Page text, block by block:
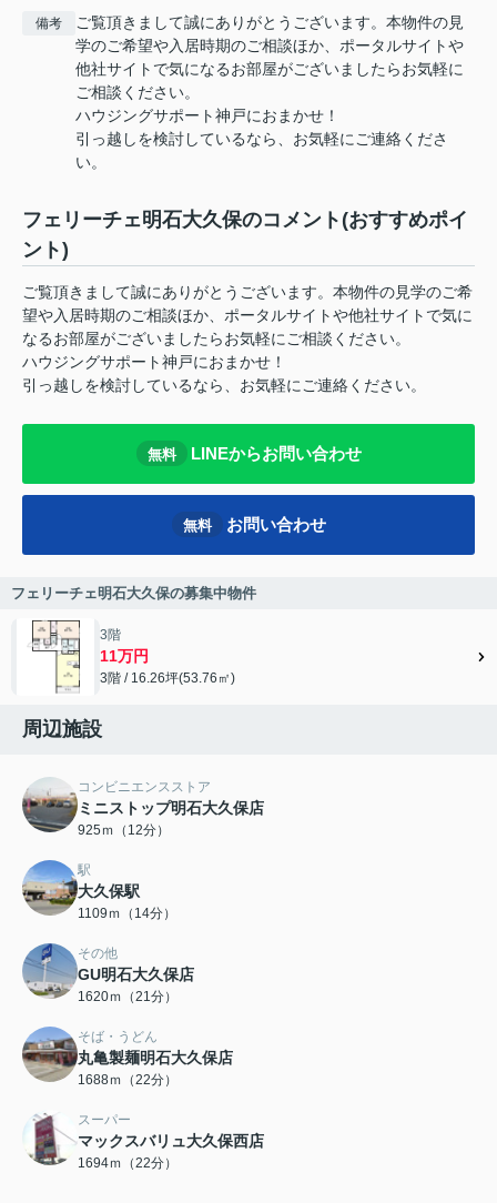
備考
ご覧頂きまして誠にありがとうございます。本物件の見
学のご希望や入居時期のご相談ほか、ポータルサイトや
他社サイトで気になるお部屋がございましたらお気軽に
ご相談ください。
ハウジングサポート神戸におまかせ！
引っ越しを検討しているなら、お気軽にご連絡くださ
い。
フェリーチェ明石大久保のコメント(おすすめポイ
ント)
ご覧頂きまして誠にありがとうございます。本物件の見学のご希
望や入居時期のご相談ほか、ポータルサイトや他社サイトで気に
なるお部屋がございましたらお気軽にご相談ください。
ハウジングサポート神戸におまかせ！
引っ越しを検討しているなら、お気軽にご連絡ください。
無料 LINEからお問い合わせ
無料 お問い合わせ
フェリーチェ明石大久保の募集中物件
3階
11万円
3階 / 16.26坪(53.76㎡)
周辺施設
コンビニエンスストア
ミニストップ明石大久保店
925ｍ（12分）
駅
大久保駅
1109ｍ（14分）
その他
GU明石大久保店
1620ｍ（21分）
そば・うどん
丸亀製麺明石大久保店
1688ｍ（22分）
スーパー
マックスバリュ大久保西店
1694ｍ（22分）